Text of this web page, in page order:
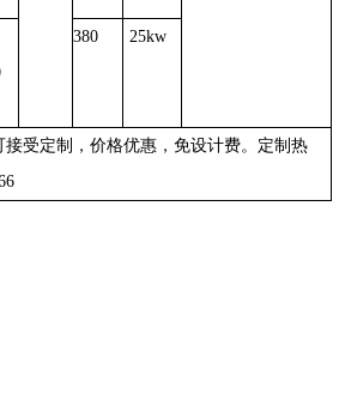
380 25kw
受定制，价格优惠，免设计费。定制热